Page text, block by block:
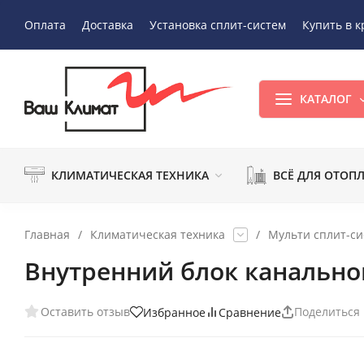
Оплата Доставка Установка сплит-систем Купить в
КАТАЛОГ
КЛИМАТИЧЕСКАЯ ТЕХНИКА ВСЁ ДЛЯ
Главная / Климатическая техника / Мульти сплит-
Внутренний блок
Оставить отзыв Избранное Сравнение Поделиться